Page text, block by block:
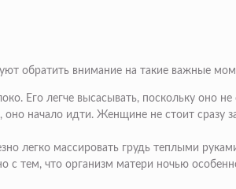
обратить внимание на такие важные
Его легче высасывать, поскольку оно
начало идти. Женщине не стоит сразу
легко массировать грудь теплыми
тем, что организм матери ночью